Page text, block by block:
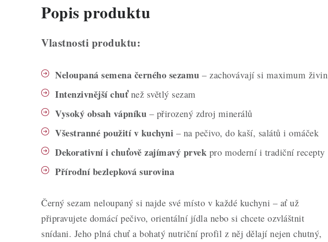
Popis produktu
Vlastnosti produktu:
Neloupaná semena černého sezamu – zachovávají si maximum živin
Intenzivnější chuťnež světlý sezam
Vysoký obsah vápníku – přirozený zdroj minerálů
Všestranné použití v kuchyni – na pečivo, do kaší, salátů i omáček
Dekorativní i chuťově zajímavý prvek pro moderní i tradiční recepty
Přírodní bezlepková surovina
Černý sezam neloupaný si najde své místo v každé kuchyni – ať už
připravujete domácí pečivo, orientální jídla nebo si chcete ozvláštnit
snídani. Jeho plná chuť a bohatý nutriční profil z něj dělají nejen chutný,